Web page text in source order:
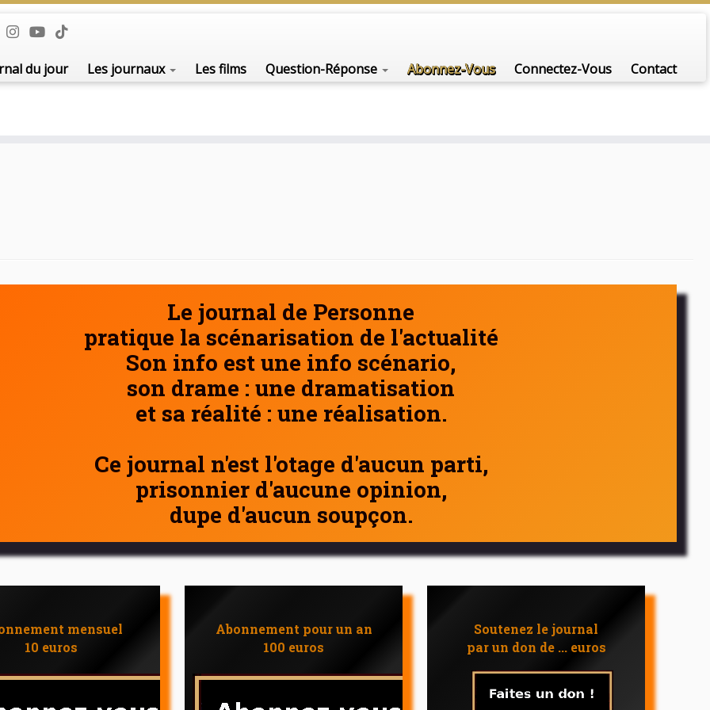
du jour Les journaux Les films Question-Réponse Abonnez-Vous Connectez-Vous Contact
Le journal de Personne
pratique la scénarisation de l'actualité
Son info est une info scénario,
son drame : une dramatisation
et sa réalité : une réalisation.
Ce journal n'est l'otage d'aucun parti,
prisonnier d'aucune opinion,
dupe d'aucun soupçon.
mensuel
10 euros
Abonnement pour un an
100 euros
Soutenez le journal
par un don de ... euros